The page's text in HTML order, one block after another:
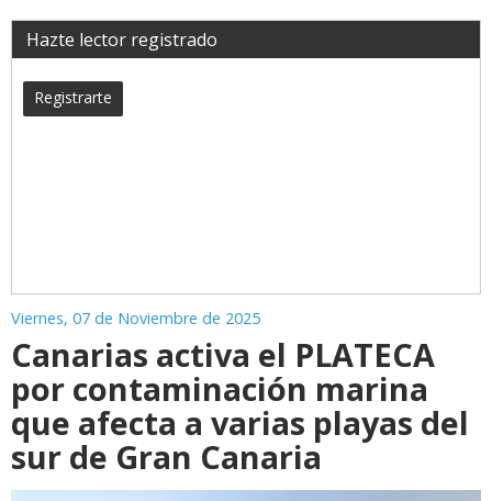
Hazte lector registrado
Registrarte
Viernes, 07 de Noviembre de 2025
Canarias activa el PLATECA
por contaminación marina
que afecta a varias playas del
sur de Gran Canaria